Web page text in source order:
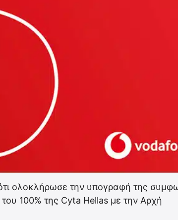
ολοκλήρωσε την υπογραφή της
100% της Cyta Hellas με την Αρχή